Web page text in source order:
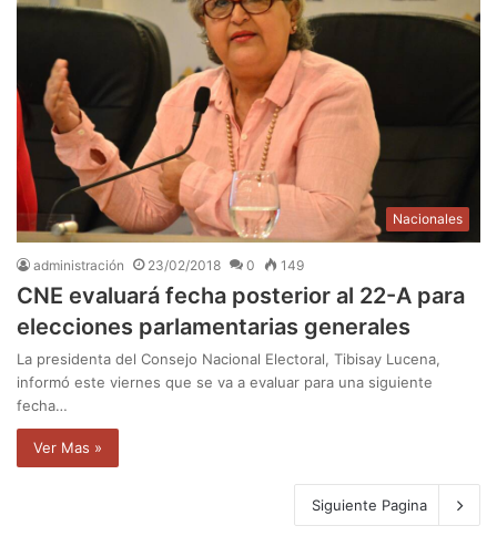
Nacionales
administración 23/02/2018 0 149
CNE evaluará fecha posterior al 22-A para
elecciones parlamentarias generales
La presidenta del Consejo Nacional Electoral, Tibisay Lucena,
informó este viernes que se va a evaluar para una siguiente
fecha…
Ver Mas »
Siguiente Pagina